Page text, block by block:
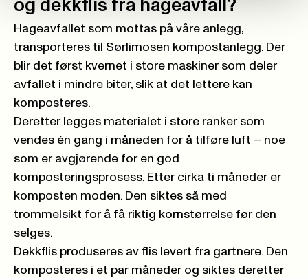
og dekkflis fra hageavfall?
Hageavfallet som mottas på våre anlegg,
transporteres til Sørlimosen kompostanlegg. Der
blir det først kvernet i store maskiner som deler
avfallet i mindre biter, slik at det lettere kan
komposteres.
Deretter legges materialet i store ranker som
vendes én gang i måneden for å tilføre luft – noe
som er avgjørende for en god
komposteringsprosess. Etter cirka ti måneder er
komposten moden. Den siktes så med
trommelsikt for å få riktig kornstørrelse før den
selges.
Dekkflis produseres av flis levert fra gartnere. Den
komposteres i et par måneder og siktes deretter